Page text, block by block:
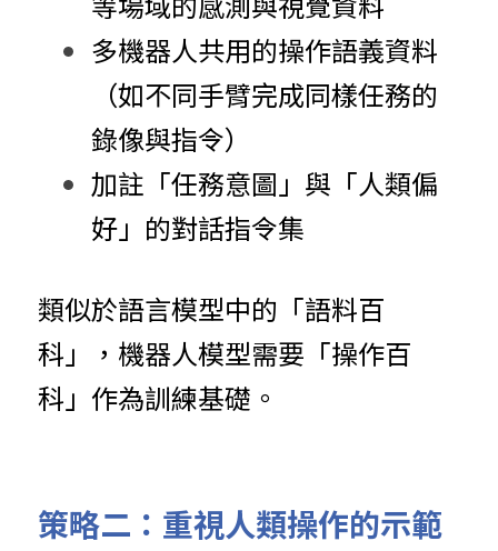
多機器人共用的操作語義資料
（如不同手臂完成同樣任務的
錄像與指令）
加註「任務意圖」與「人類偏
好」的對話指令集
類似於語言模型中的「語料百
科」，機器人模型需要「操作百
科」作為訓練基礎。
策略二：重視人類操作的示範